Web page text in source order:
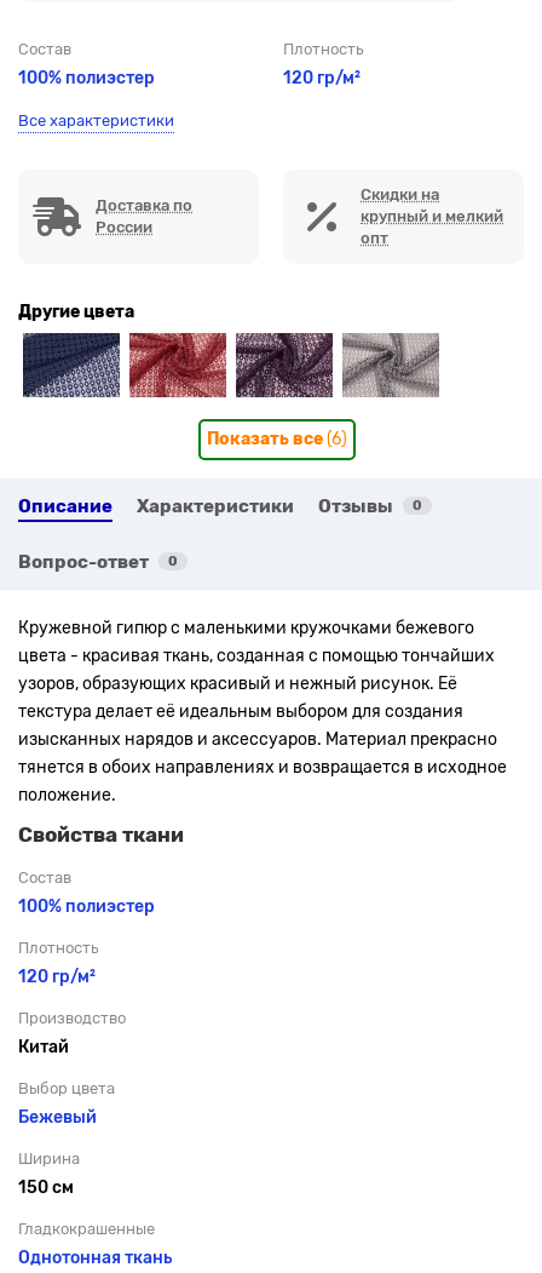
Состав
100% полиэстер
Плотность
120 гр/м²
Все характеристики
Доставка по
России
Скидки на
крупный и мелкий
опт
Другие цвета
Показать все(6)
Описание Характеристики Отзывы 0
Вопрос-ответ 0
Кружевной гипюр с маленькими кружочками бежевого
цвета - красивая ткань, созданная с помощью тончайших
узоров, образующих красивый и нежный рисунок. Её
текстура делает её идеальным выбором для создания
изысканных нарядов и аксессуаров. Материал прекрасно
тянется в обоих направлениях и возвращается в исходное
положение.
Свойства ткани
Состав
100% полиэстер
Плотность
120 гр/м²
Производство
Китай
Выбор цвета
Бежевый
Ширина
150 см
Гладкокрашенные
Однотонная ткань